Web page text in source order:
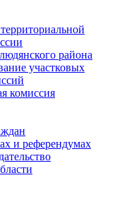
района
участковых
комиссия
и референдумах